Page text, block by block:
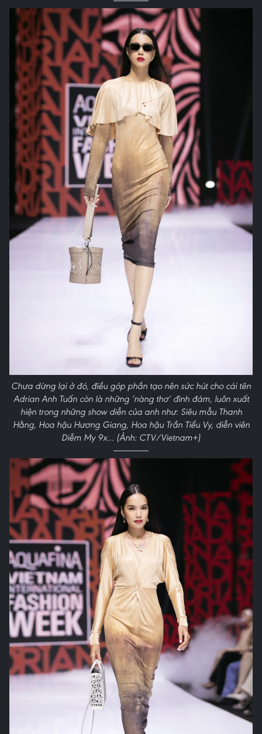
Chưa dừng lại ở đó, điều góp phần tạo nên sức hút cho cái tên
Adrian Anh Tuấn còn là những ‘nàng thơ’ đình đám, luôn xuất
hiện trong những show diễn của anh như: Siêu mẫu Thanh
Hằng, Hoa hậu Hương Giang, Hoa hậu Trần Tiểu Vy, diễn viên
Diễm My 9x... (Ảnh: CTV/Vietnam+)